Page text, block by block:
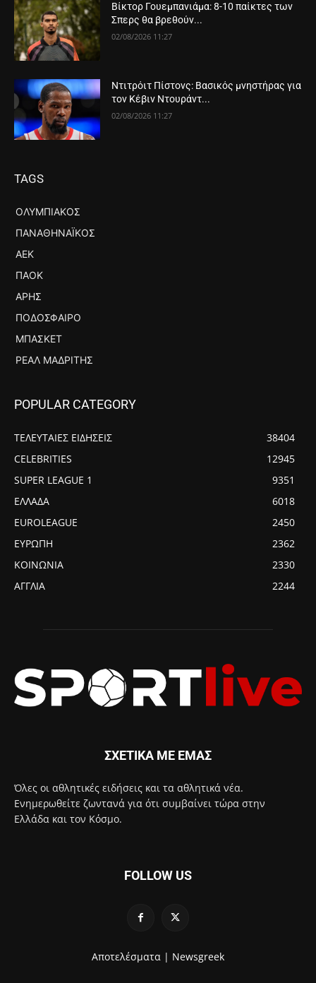
Βίκτορ Γουεμπανιάμα: 8-10 παίκτες των
Σπερς θα βρεθούν...
02/08/2026 11:27
Ντιτρόιτ Πίστονς: Βασικός μνηστήρας για
τον Κέβιν Ντουράντ...
02/08/2026 11:27
TAGS
ΟΛΥΜΠΙΑΚΌΣ
ΠΑΝΑΘΗΝΑΪΚΌΣ
ΑΕΚ
ΠΑΟΚ
ΆΡΗΣ
ΠΟΔΌΣΦΑΙΡΟ
ΜΠΆΣΚΕΤ
ΡΕΆΛ ΜΑΔΡΊΤΗΣ
POPULAR CATEGORY
ΤΕΛΕΥΤΑΙΕΣ ΕΙΔΗΣΕΙΣ
38404
CELEBRITIES
12945
SUPER LEAGUE 1
9351
ΕΛΛΑΔΑ
6018
EUROLEAGUE
2450
ΕΥΡΩΠΗ
2362
ΚΟΙΝΩΝΙΑ
2330
ΑΓΓΛΙΑ
2244
ΣΧΕΤΙΚΑ ΜΕ ΕΜΑΣ
Όλες οι αθλητικές ειδήσεις και τα αθλητικά νέα.
Ενημερωθείτε ζωντανά για ότι συμβαίνει τώρα στην
Ελλάδα και τον Κόσμο.
FOLLOW US
Αποτελέσματα | Newsgreek